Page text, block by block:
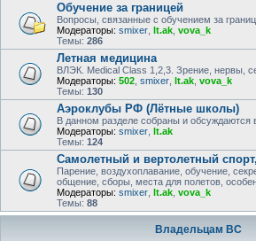
Обучение за границей
Вопросы, связанные с обучением за
Модераторы: smixer lt.ak vova_k
Темы: 286
Летная медицина
ВЛЭК. Medical Class 1,2,3. Зрение, нервы,
Модераторы: 502 smixer lt.ak vova_k
Темы: 130
Аэроклубы РФ (Лётные школы)
В данном разделе собраны и обсуждаются
Модераторы: smixer lt.ak
Темы: 124
Самолетный и вертолетный
Парение, воздухоплавание, обучение,
общение, сборы, места для полетов,
Модераторы: smixer lt.ak vova_k
Темы: 88
Владельцам ВС